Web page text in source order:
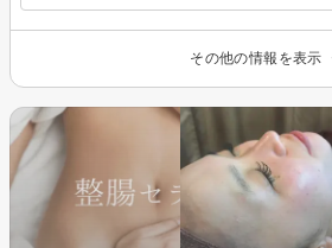
その他の情報を表示